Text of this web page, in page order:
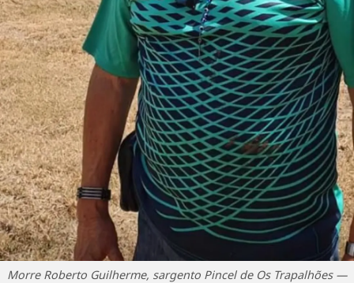
Morre Roberto Guilherme, sargento Pincel de Os Trapalhões —